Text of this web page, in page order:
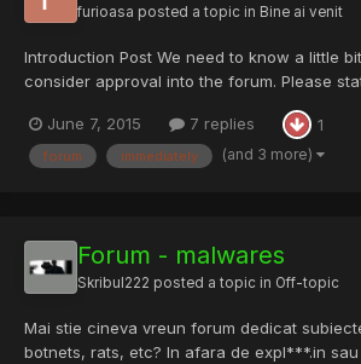
furioasa posted a topic in Bine ai venit
Introduction Post We need to know a little
consider approval into the forum. Please
what are you good at? What is your skill-
contribution can you bring to the forum that
June 7, 2015 7 replies 1
forum immediately (and 3 more)
Forum - malwares
Skribul222 posted a topic in Off-topic
Mai stie cineva vreun forum dedicat
botnets, rats, etc? In afara de expl***.in sau